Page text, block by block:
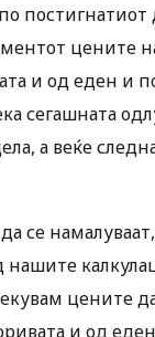
цените
и од еден и
а веќе
цените
и од